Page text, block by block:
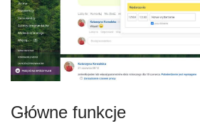
Główne funkcje